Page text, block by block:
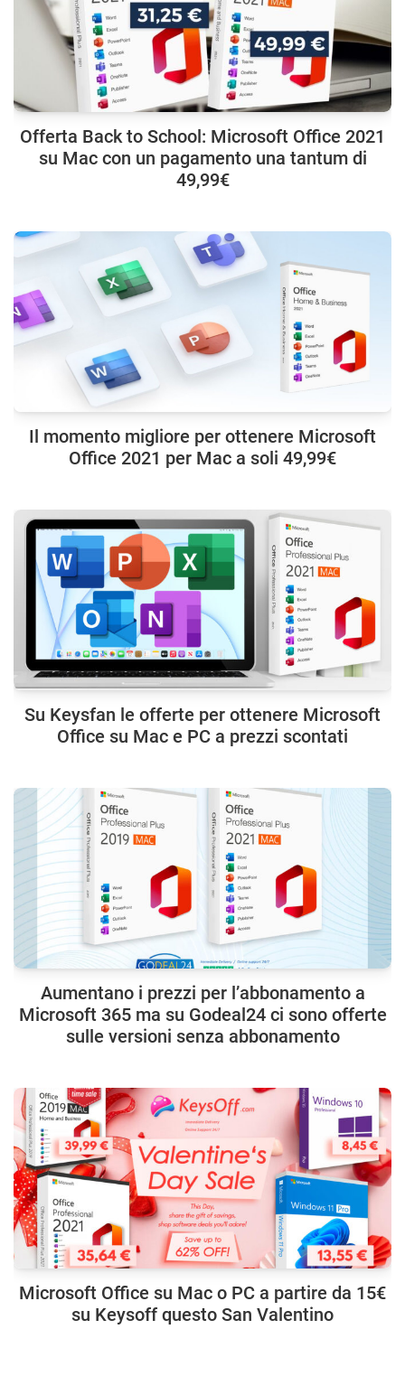
Offerta Back to School: Microsoft Office 2021
su Mac con un pagamento una tantum di
49,99€
Il momento migliore per ottenere Microsoft
Office 2021 per Mac a soli 49,99€
Su Keysfan le offerte per ottenere Microsoft
Office su Mac e PC a prezzi scontati
Aumentano i prezzi per l’abbonamento a
Microsoft 365 ma su Godeal24 ci sono offerte
sulle versioni senza abbonamento
Microsoft Office su Mac o PC a partire da 15€
su Keysoff questo San Valentino